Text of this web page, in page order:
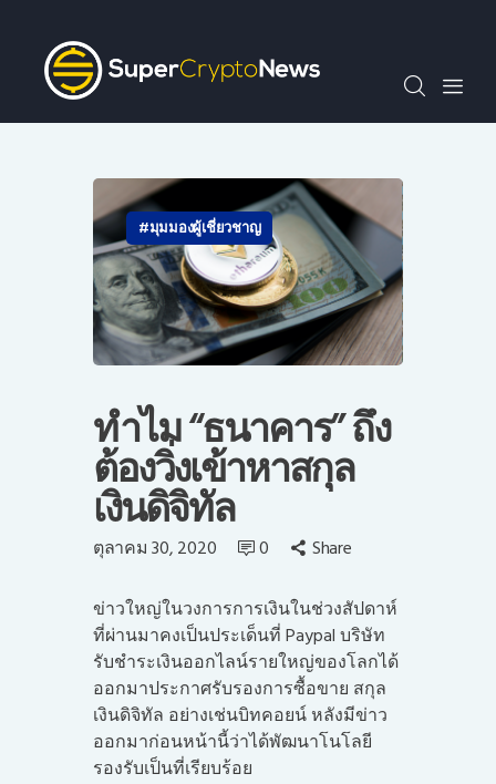
SCN30index
ข่าว
ถาม-ตอบ
ความรู้เบื้องต้น
วีดีโอ
ข่าวประชาสัมพันธ์
ไทย
มุมมองผู้เชี่ยวชาญ
ทำไม “ธนาคาร” ถึง
ต้องวิ่งเข้าหาสกุล
เงินดิจิทัล
ตุลาคม 30, 2020 0 Share
ข่าวใหญ่ในวงการการเงินในช่วงสัปดาห์
ที่ผ่านมาคงเป็นประเด็นที่ Paypal บริษัท
รับชำระเงินออกไลน์รายใหญ่ของโลกได้
ออกมาประกาศรับรองการซื้อขาย สกุล
เงินดิจิทัล อย่างเช่นบิทคอยน์ หลังมีข่าว
ออกมาก่อนหน้านี้ว่าได้พัฒนาโนโลยี
รองรับเป็นที่เรียบร้อย